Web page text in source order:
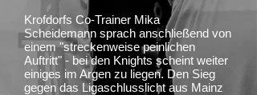
Krofdorfs Co-Trainer Mika
Scheidemann sprach anschließend von
einem "streckenweise peinlichen
Auftritt" - bei den Knights scheint weiter
einiges im Argen zu liegen. Den Sieg
gegen das Ligaschlusslicht aus Mainz